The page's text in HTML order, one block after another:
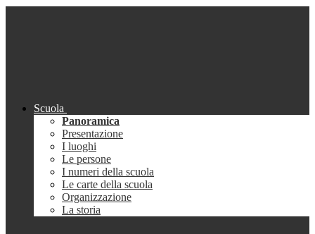
Scuola
Panoramica
Presentazione
I luoghi
Le persone
I numeri della scuola
Le carte della scuola
Organizzazione
La storia